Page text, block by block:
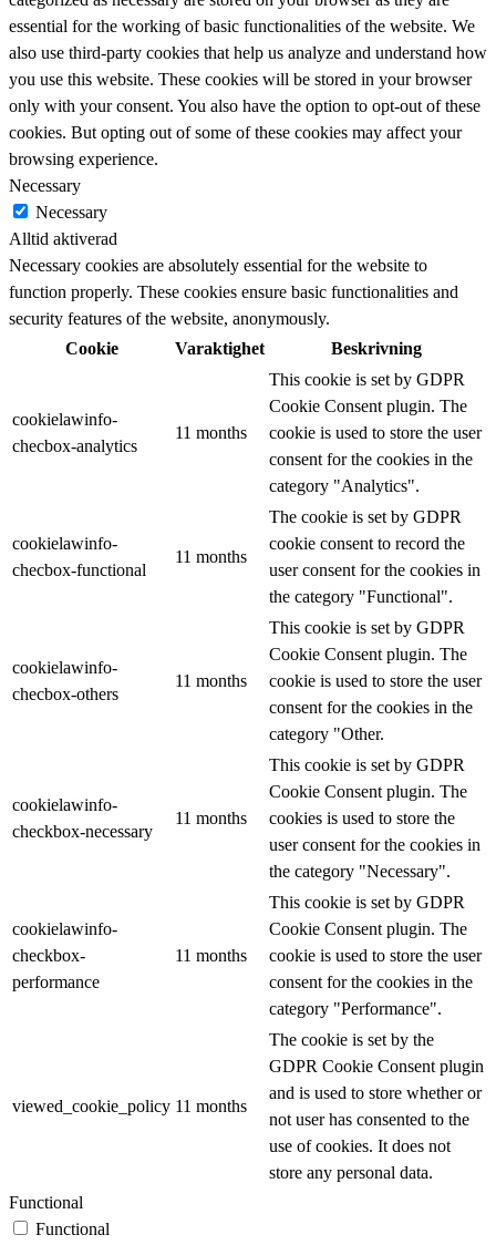
essential for the working of basic functionalities of the website. We
also use third-party cookies that help us analyze and understand how
you use this website. These cookies will be stored in your browser
only with your consent. You also have the option to opt-out of these
cookies. But opting out of some of these cookies may affect your
browsing experience.
Necessary
Necessary
Alltid aktiverad
Necessary cookies are absolutely essential for the website to
function properly. These cookies ensure basic functionalities and
security features of the website, anonymously.
Cookie
Varaktighet Beskrivning
cookielawinfo-
checbox-analytics
11 months
This cookie is set by GDPR
Cookie Consent plugin. The
cookie is used to store the user
consent for the cookies in the
category "Analytics".
cookielawinfo-
checbox-functional
11 months
The cookie is set by GDPR
cookie consent to record the
user consent for the cookies in
the category "Functional".
cookielawinfo-
checbox-others
11 months
This cookie is set by GDPR
Cookie Consent plugin. The
cookie is used to store the user
consent for the cookies in the
category "Other.
cookielawinfo-
checkbox-necessary
11 months
This cookie is set by GDPR
Cookie Consent plugin. The
cookies is used to store the
user consent for the cookies in
the category "Necessary".
cookielawinfo-
checkbox-
performance
11 months
This cookie is set by GDPR
Cookie Consent plugin. The
cookie is used to store the user
consent for the cookies in the
category "Performance".
viewed_cookie_policy 11 months
The cookie is set by the
GDPR Cookie Consent plugin
and is used to store whether or
not user has consented to the
use of cookies. It does not
store any personal data.
Functional
Functional